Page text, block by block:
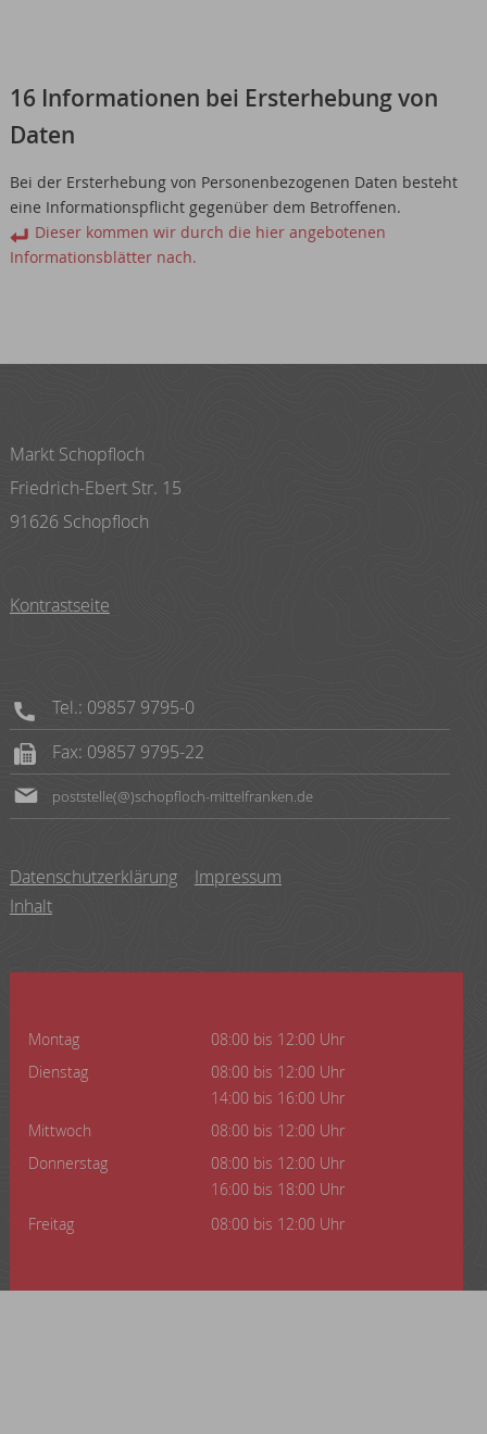
16 Informationen bei Ersterhebung von
Daten
Bei der Ersterhebung von Personenbezogenen Daten besteht
eine Informationspflicht gegenüber dem Betroffenen.
Dieser kommen wir durch die hier angebotenen
Informationsblätter nach.
Markt Schopfloch
Friedrich-Ebert Str. 15
91626 Schopfloch
Kontrastseite
Tel.: 09857 9795-0
Fax: 09857 9795-22
poststelle(@)schopfloch-mittelfranken.de
Datenschutzerklärung
Impressum
Inhalt
Montag
08:00 bis 12:00 Uhr
Dienstag
08:00 bis 12:00 Uhr
14:00 bis 16:00 Uhr
Mittwoch
08:00 bis 12:00 Uhr
Donnerstag
08:00 bis 12:00 Uhr
16:00 bis 18:00 Uhr
Freitag
08:00 bis 12:00 Uhr